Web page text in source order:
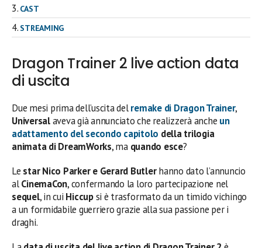
CAST
STREAMING
Dragon Trainer 2 live action data
di uscita
Due mesi prima dell’uscita delremake di Dragon Trainer,
Universalaveva già annunciato che realizzerà anche un
adattamento del secondo capitolo della trilogia
animata di DreamWorks, ma quando esce?
Le star Nico Parker e Gerard Butlerhanno dato l’annuncio
alCinemaCon, confermando la loro partecipazione nel
sequel, in cui Hiccupsi è trasformato da un timido vichingo
a un formidabile guerriero grazie alla sua passione per i
draghi.